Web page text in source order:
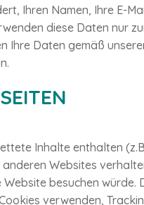
Ihren Namen, Ihre E-
diese Daten nur
Ihre Daten gemäß
Inhalte enthalten
Websites
besuchen würde.
verwenden,